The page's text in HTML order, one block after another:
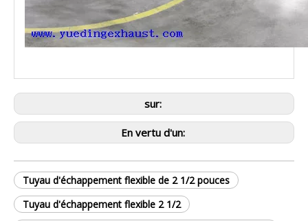
sur:
En vertu d'un:
Tuyau d'échappement flexible de 2 1/2 pouces
Tuyau d'échappement flexible 2 1/2